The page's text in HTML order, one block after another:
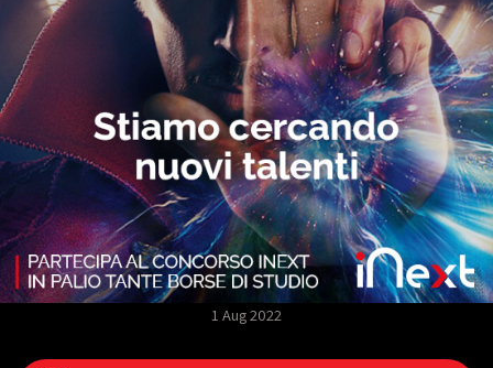
1 Aug 2022